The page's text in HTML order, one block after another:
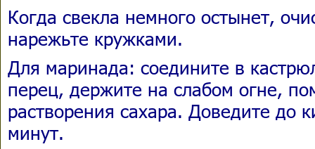
Когда свекла немного остынет,
нарежьте кружками.
Для маринада: соедините в
перец, держите на слабом огне,
растворения сахара. Доведите до
минут.